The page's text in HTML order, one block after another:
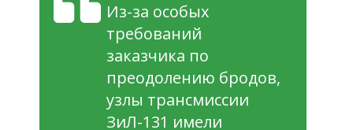
Из-за особых
требований
заказчика по
преодолению бродов,
узлы трансмиссии
ЗиЛ-131 имели